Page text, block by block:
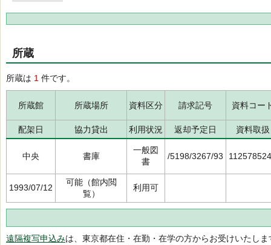
所蔵
所蔵は 1 件です。
所蔵館 所蔵場所 資料区分 請求記号 資料コー
配架日 協力貸出 利用状況 返却予定日 資料取扱
中央 書庫
一般図
書
/5198/3267/93
1993/07/12
可能（館内閲
覧）
利用可
遠隔複写申込みは、東京都在住・在勤・在学の方からお受けいたしま